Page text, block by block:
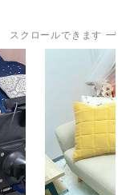
スクロールできます